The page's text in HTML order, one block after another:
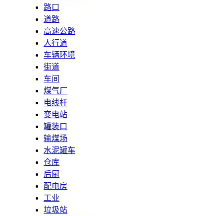
路口
道路
高速公路
人行道
车辆环境
街道
车间
煤气厂
电线杆
变电站
罐装口
输煤场
水泥罐车
仓库
后厨
配电房
工业
垃圾站